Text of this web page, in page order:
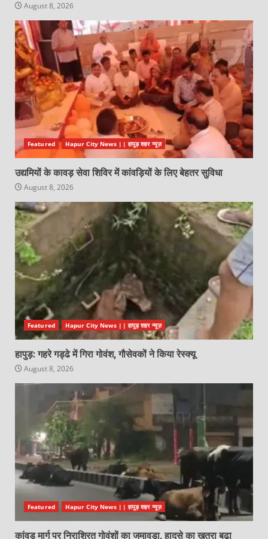
August 8, 2026
Featured Hapur City News || हापुड़ शहर न्यूज़
उद्यमियों के कावड़ सेवा शिविर में कांवड़ियों के लिए बेहतर सुविधा
August 8, 2026
Featured Hapur City News || हापुड़ शहर न्यूज़
हापुड़: गहरे गड्ढे में गिरा गोवंश, गौसेवकों ने किया रेस्क्यू
August 8, 2026
Featured Hapur City News || हापुड़ शहर न्यूज़
कांवड़ मार्ग पर निराश्रित गोवंशों का जमावड़ा, हादसे का खतरा बढ़ा